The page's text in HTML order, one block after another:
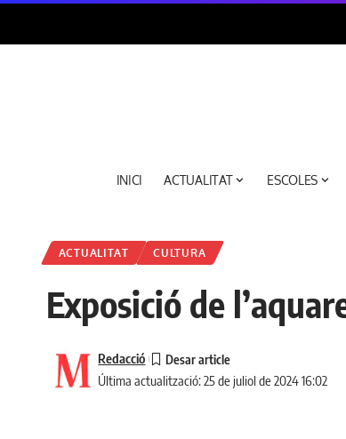
INICI ACTUALITAT ESCOLES
ACTUALITAT CULTURA
Exposició de
Última actualització: 25 de juliol de 2024 16:02
Redacció